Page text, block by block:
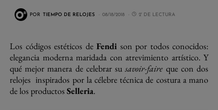
POR TIEMPO DE RELOJES 08/18/2018 2' DE LECTURA
Los códigos estéticos de Fendi son por todos conocidos:
elegancia moderna maridada con atrevimiento artístico. Y
qué mejor manera de celebrar susavoir-faireque con dos
relojes inspirados por la célebre técnica de costura a mano
de los productos Selleria.